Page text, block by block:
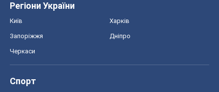
Регіони України
Київ Харків
Запоріжжя Дніпро
Черкаси
Спорт